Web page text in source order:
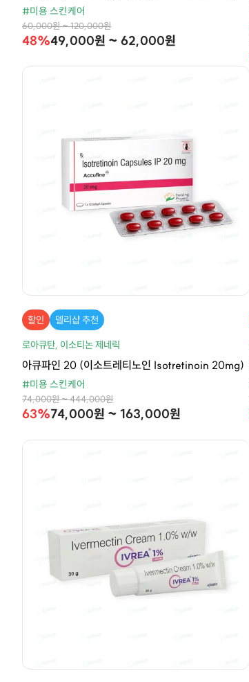
#미용 스킨케어
60,000원 ~ 120,000원
48%49,000원 ~ 62,000원
할인
델리샵 추천
로아큐탄, 이소티논 제네릭
아큐파인 20 (이소트레티노인 Isotretinoin 20mg)
#미용 스킨케어
74,000원 ~ 444,000원
63%74,000원 ~ 163,000원